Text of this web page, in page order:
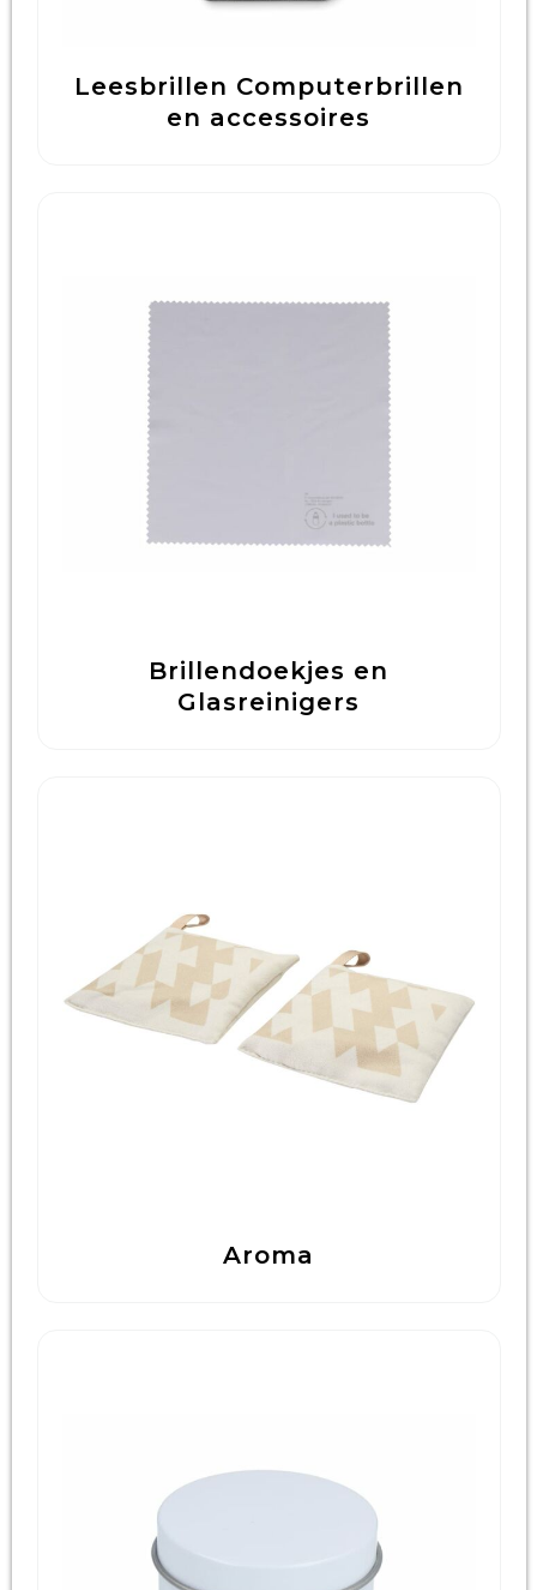
Leesbrillen Computerbrillen
en accessoires
Brillendoekjes en
Glasreinigers
Aroma